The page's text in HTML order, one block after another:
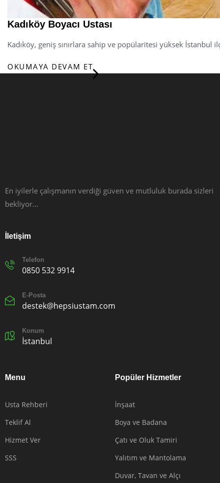
Kadıköy Boyacı Ustası
Kadıköy, geniş sınırlara sahip ve popülaritesi yüksek
OKUMAYA DEVAM ET
En iyilerle çalışmanın verdiği güven ve mutluluk burada sizleri
bekliyor…
İletişim
Telefon
0850 532 9914
E-Posta
destek@hepsiustam.com
Konum
İstanbul
Menu
Usta Rehberi
Teklif Al
Hizmet Ver
SSS
Popüler Hizmetler
İnşaat
Boya ve Badana
Çatı ve Oluk Tamiri
Yalıtım ve Mantolama
Duvar, Tavan ve Alçı